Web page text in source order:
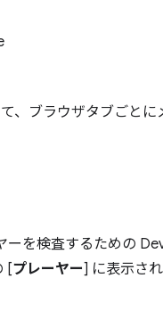
、ブラウザタブごと
を検査するための
[プレーヤー] に表示さ